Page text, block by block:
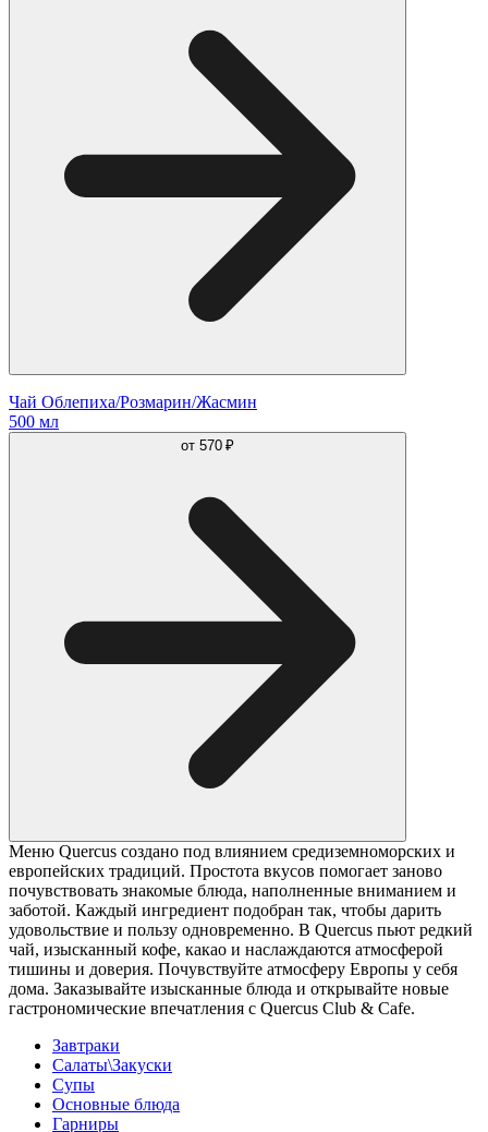
Чай Облепиха/Розмарин/Жасмин
500 мл
от 570 ₽
Меню Quercus создано под влиянием средиземноморских и
европейских традиций. Простота вкусов помогает заново
почувствовать знакомые блюда, наполненные вниманием и
заботой. Каждый ингредиент подобран так, чтобы дарить
удовольствие и пользу одновременно. В Quercus пьют редкий
чай, изысканный кофе, какао и наслаждаются атмосферой
тишины и доверия. Почувствуйте атмосферу Европы у себя
дома. Заказывайте изысканные блюда и открывайте новые
гастрономические впечатления с Quercus Club & Cafe.
Завтраки
Салаты\Закуски
Супы
Основные блюда
Гарниры